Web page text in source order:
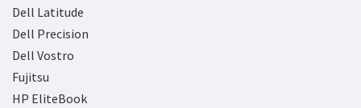
Dell Latitude
Dell Precision
Dell Vostro
Fujitsu
HP EliteBook